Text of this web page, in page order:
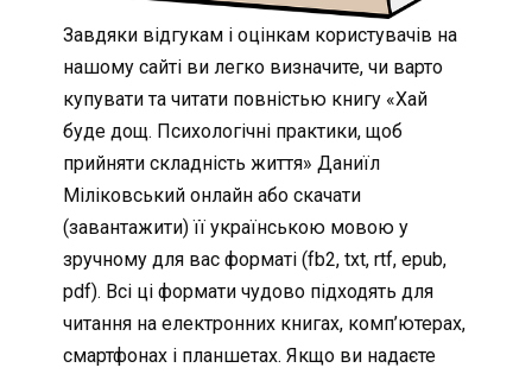
Завдяки відгукам і оцінкам користувачів на
нашому сайті ви легко визначите, чи варто
купувати та читати повністью книгу «Хай
буде дощ. Психологічні практики, щоб
прийняти складність життя» Даниїл
Міліковський онлайн або скачати
(завантажити) її українською мовою у
зручному для вас форматі (fb2, txt, rtf, epub,
pdf). Всі ці формати чудово підходять для
читання на електронних книгах, комп’ютерах,
смартфонах і планшетах. Якщо ви надаєте